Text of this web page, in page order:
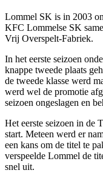
Lommel SK is in 2003
KFC Lommelse SK
Vrij Overspelt-Fabriek.
In het eerste seizoen
knappe tweede plaats
de tweede klasse werd
werd wel de promotie
seizoen ongeslagen en
Het eerste seizoen in de
start. Meteen werd er
een kans om de titel te
verspeelde Lommel de
snel uit.